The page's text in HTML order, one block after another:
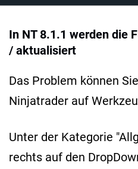
In NT 8.1.1 werden die
/ aktualisiert
Das Problem können
Ninjatrader auf
Unter der Kategorie
rechts auf den